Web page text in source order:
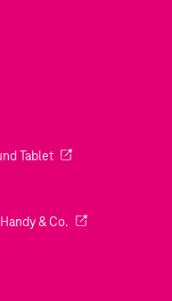
neuen Tab geöffnet)
Tab geöffnet)
Tablet(Wird in einem
Tab geöffnet)
& Co. (Wird in einem